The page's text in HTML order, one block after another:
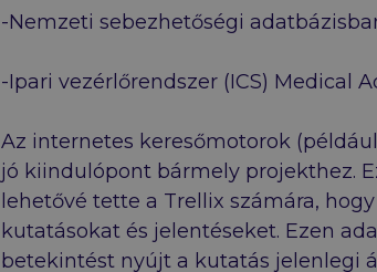
-Nemzeti sebezhetőségi
-Ipari vezérlőrendszer (ICS) Medical
Az internetes keresőmotorok
jó kiindulópont bármely projekthez.
lehetővé tette a Trellix számára,
kutatásokat és jelentéseket. Ezen
betekintést nyújt a kutatás jelenlegi